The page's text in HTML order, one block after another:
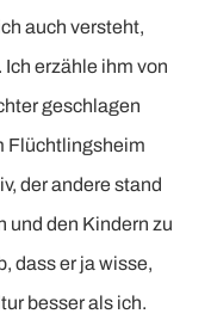
auch versteht,
erzähle ihm von
geschlagen
Flüchtlingsheim
der andere stand
und den Kindern zu
dass er ja wisse,
besser als ich.